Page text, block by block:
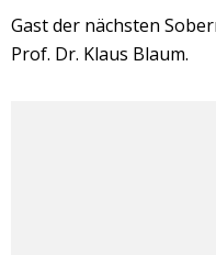
Gast der nächsten
Prof. Dr. Klaus Blaum.